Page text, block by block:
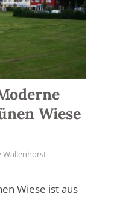
Wiese
Wallenhorst
Wiese ist aus